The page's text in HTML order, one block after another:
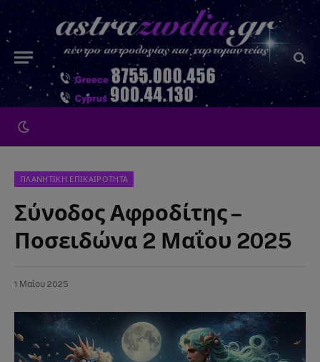
ΠΛΑΝΗΤΙΚΗ ΕΠΙΚΑΙΡΟΤΗΤΑ
Σύνοδος Αφροδίτης –
Ποσειδώνα 2 Μαΐου 2025
1 Μαΐου 2025